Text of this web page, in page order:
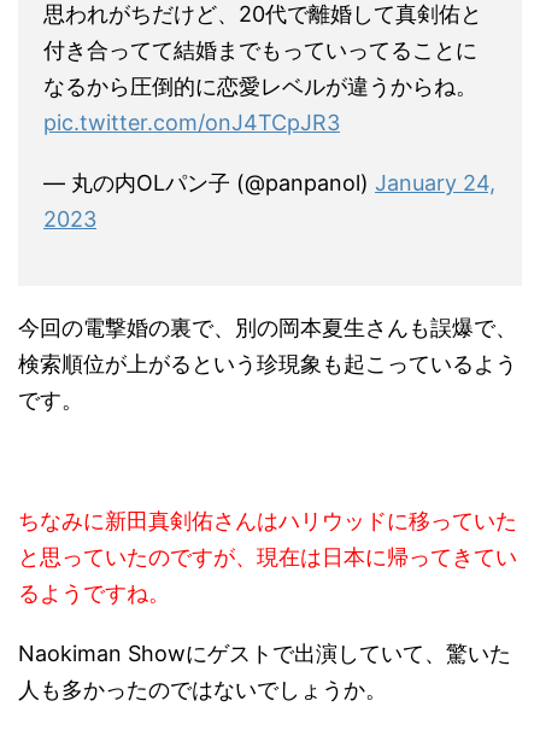
思われがちだけど、20代で離婚して真剣佑と
付き合ってて結婚までもっていってることに
なるから圧倒的に恋愛レベルが違うからね。
pic.twitter.com/onJ4TCpJR3
— 丸の内OLパン子 (@panpanol) January 24,
2023
今回の電撃婚の裏で、別の岡本夏生さんも誤爆で、
検索順位が上がるという珍現象も起こっているよう
です。
ちなみに新田真剣佑さんはハリウッドに移っていた
と思っていたのですが、現在は日本に帰ってきてい
るようですね。
Naokiman Showにゲストで出演していて、驚いた
人も多かったのではないでしょうか。